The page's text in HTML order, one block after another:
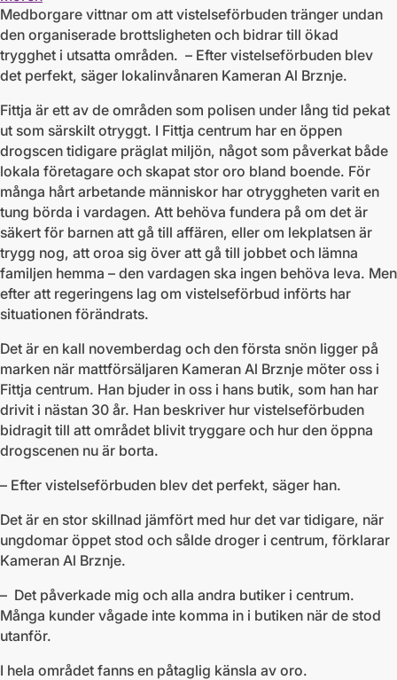
Medborgare vittnar om att vistelseförbuden tränger undan
den organiserade brottsligheten och bidrar till ökad
trygghet i utsatta områden. – Efter vistelseförbuden blev
det perfekt, säger lokalinvånaren Kameran Al Brznje.
Fittja är ett av de områden som polisen under lång tid pekat
ut som särskilt otryggt. I Fittja centrum har en öppen
drogscen tidigare präglat miljön, något som påverkat både
lokala företagare och skapat stor oro bland boende. För
många hårt arbetande människor har otryggheten varit en
tung börda i vardagen. Att behöva fundera på om det är
säkert för barnen att gå till affären, eller om lekplatsen är
trygg nog, att oroa sig över att gå till jobbet och lämna
familjen hemma – den vardagen ska ingen behöva leva. Men
efter att regeringens lag om vistelseförbud införts har
situationen förändrats.
Det är en kall novemberdag och den första snön ligger på
marken när mattförsäljaren Kameran Al Brznje möter oss i
Fittja centrum. Han bjuder in oss i hans butik, som han har
drivit i nästan 30 år. Han beskriver hur vistelseförbuden
bidragit till att området blivit tryggare och hur den öppna
drogscenen nu är borta.
– Efter vistelseförbuden blev det perfekt, säger han.
Det är en stor skillnad jämfört med hur det var tidigare, när
ungdomar öppet stod och sålde droger i centrum, förklarar
Kameran Al Brznje.
– Det påverkade mig och alla andra butiker i centrum.
Många kunder vågade inte komma in i butiken när de stod
utanför.
I hela området fanns en påtaglig känsla av oro.